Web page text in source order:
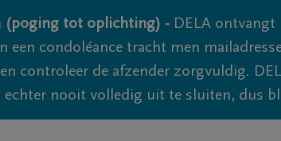
(poging tot oplichting) - DELA ontvangt
een condoléance tracht men
controleer de afzender zorgvuldig.
nooit volledig uit te sluiten, dus